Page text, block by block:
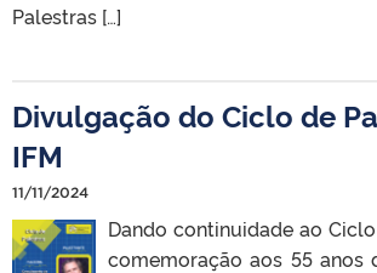
Palestras […]
Divulgação do Ciclo de
IFM
11/11/2024
Dando continuidade ao
comemoração aos 55 anos